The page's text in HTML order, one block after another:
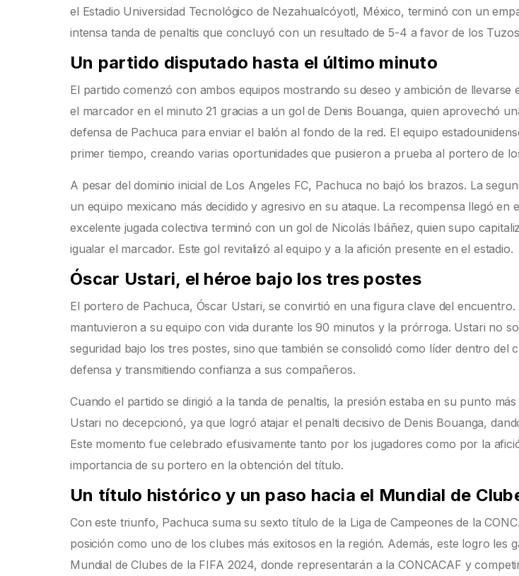
el Estadio Universidad Tecnológico de Nezahualcóyotl, México, terminó con un
intensa tanda de penaltis que concluyó con un resultado de 5-4 a favor de los
Un partido disputado hasta el último minuto
El partido comenzó con ambos equipos mostrando su deseo y ambición de llevarse
el marcador en el minuto 21 gracias a un gol de Denis Bouanga, quien aprovechó
defensa de Pachuca para enviar el balón al fondo de la red. El equipo
primer tiempo, creando varias oportunidades que pusieron a prueba al portero de
A pesar del dominio inicial de Los Angeles FC, Pachuca no bajó los brazos. La
un equipo mexicano más decidido y agresivo en su ataque. La recompensa llegó en
excelente jugada colectiva terminó con un gol de Nicolás Ibáñez, quien supo
igualar el marcador. Este gol revitalizó al equipo y a la afición presente en el estadio.
Óscar Ustari, el héroe bajo los tres postes
El portero de Pachuca, Óscar Ustari, se convirtió en una figura clave del encuentro.
mantuvieron a su equipo con vida durante los 90 minutos y la prórroga. Ustari no
seguridad bajo los tres postes, sino que también se consolidó como líder dentro del
defensa y transmitiendo confianza a sus compañeros.
Cuando el partido se dirigió a la tanda de penaltis, la presión estaba en su punto
Ustari no decepcionó, ya que logró atajar el penalti decisivo de Denis Bouanga,
Este momento fue celebrado efusivamente tanto por los jugadores como por la
importancia de su portero en la obtención del título.
Un título histórico y un paso hacia el Mundial de
Con este triunfo, Pachuca suma su sexto título de la Liga de Campeones de la
posición como uno de los clubes más exitosos en la región. Además, este logro les
Mundial de Clubes de la FIFA 2024, donde representarán a la CONCACAF y